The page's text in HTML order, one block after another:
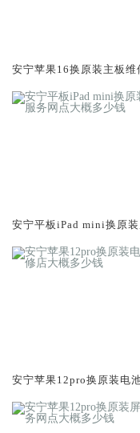
安宁苹果16换原装主板维
安宁平板iPad mini换原装
安宁苹果12pro换原装电